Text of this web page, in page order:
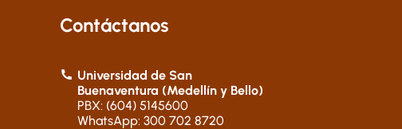
Contáctanos
Universidad de San
Buenaventura (Medellín y Bello)
PBX: (604) 5145600
WhatsApp: 300 702 8720